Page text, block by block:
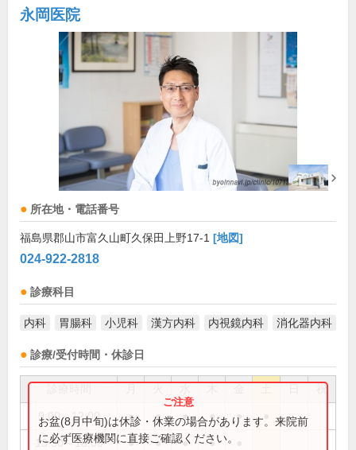
永岡医院
所在地・電話番号
福島県郡山市富久山町久保田上野17-1 [地図]
024-922-2818
診療科目
内科 胃腸科 小児科 漢方内科 内視鏡内科 消化器内科
診療/受付時間・休診日
祝
9:00～12:00 ● ● ● ● ●
13:30～18:00 ● ● ● ●
お盆(8月中旬)は休診・休業の場合があります。来院前
に必ず医療機関に直接ご確認ください。